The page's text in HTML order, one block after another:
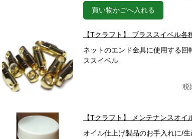
買い物かごへ入れる
【Tクラフト】 ブラススイベル各
ネットのエンド金具に使用する回
ススイベル
税
【Tクラフト】 メンテナンスオイ
オイル仕上げ製品のお手入れに/